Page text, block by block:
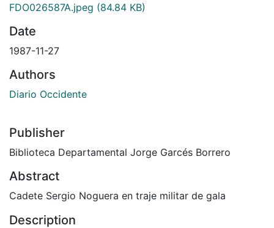
FDO026587A.jpeg (84.84 KB)
Date
1987-11-27
Authors
Diario Occidente
Publisher
Biblioteca Departamental Jorge Garcés Borrero
Abstract
Cadete Sergio Noguera en traje militar de gala
Description